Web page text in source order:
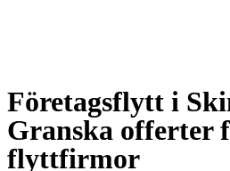
Företagsflytt i
Granska offerter
flyttfirmor